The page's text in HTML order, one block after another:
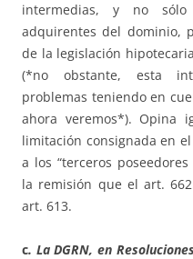
intermedias, y no
adquirentes del dominio,
de la legislación
(*no obstante, esta
problemas teniendo en
ahora veremos*). Opina
limitación consignada en
a los “terceros
la remisión que el art.
art. 613.
c. La DGRN, en